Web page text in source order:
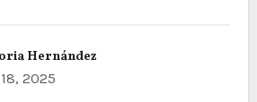
Hernández
2025